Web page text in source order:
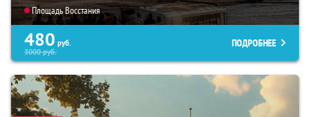
Площадь Восстания
480 руб.
3000руб.
ПОДРОБНЕЕ